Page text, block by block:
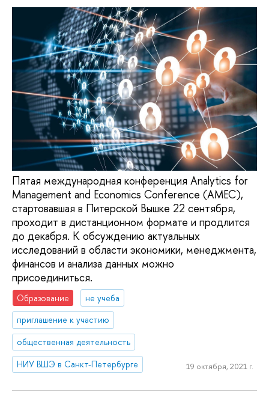
Пятая международная конференция Analytics for
Management and Economics Conference (AMEC),
стартовавшая в Питерской Вышке 22 сентября,
проходит в дистанционном формате и продлится
до декабря. К обсуждению актуальных
исследований в области экономики, менеджмента,
финансов и анализа данных можно
присоединиться.
Образование
не учеба
приглашение к участию
общественная деятельность
НИУ ВШЭ в Санкт-Петербурге
19 октября, 2021 г.